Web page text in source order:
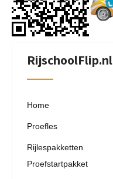
RijschoolFlip.nl
Home
Proefles
Rijlespakketten
Proefstartpakket